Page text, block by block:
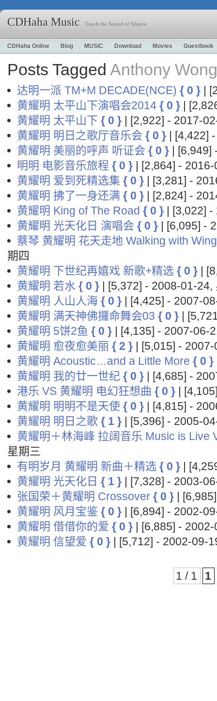
CDHaha Music Touch the Sound of Silence
CDHaha Online Blog MUSIC Download Movies Guestbook
Posts Tagged Anthony
达明一派 TM+M DECADE(NCE) { 0 } |
黄耀明 太平山下演唱会2014 { 0 } |
黄耀明 太平山下 { 0 } | [2,922] - 2017-
黄耀明 明日之歌厅音乐会 { 0 } | [4,422]
黄耀明 美丽的呼声 听证会 { 0 } | [6,949]
明明 电影音乐旅程 { 0 } | [2,864] -
黄耀明 爱到死精选集 { 0 } | [3,281] -
黄耀明 拂了一身还满 { 0 } | [2,824] -
黄耀明 King of The Road { 0 } | [3,022]
黄耀明 光天化日 演唱会 { 0 } | [6,095] -
蔡琴 黄耀明 花天走地 Walking with
期四
黄耀明 下世纪再嬉戏 新歌+精选 { 0 } |
黄耀明 若水 { 0 } | [5,372] - 2008-01-24,
黄耀明 人山人海 { 0 } | [4,425] - 2007-
黄耀明 满天神佛攞命舞会03 { 0 } |
黄耀明 5饼2鱼 { 0 } | [4,135] - 2007-06-
黄耀明 愈夜愈美丽 { 2 } | [5,015] -
黄耀明 Acoustic…and a Little More { 0 }
黄耀明 我的廿一世纪 { 0 } | [4,685] -
港乐 VS 黄耀明 电幻狂想曲 { 0 } |
黄耀明 明明不是天使 { 0 } | [4,815] -
黄耀明 明日之歌 { 1 } | [5,396] - 2005-
黄耀明＋林海峰 拉阔音乐 Music is Live
星期三
有明岁月 黄耀明 新曲＋精选 { 0 } |
黄耀明 光天化日 { 1 } | [7,328] - 2003-
张国荣＋黄耀明 Crossover { 0 } |
黄耀明 风月宝鉴 { 0 } | [6,894] - 2002-
黄耀明 借借你的爱 { 0 } | [6,885] -
黄耀明 信望爱 { 0 } | [5,712] - 2002-09-
1 / 1 1